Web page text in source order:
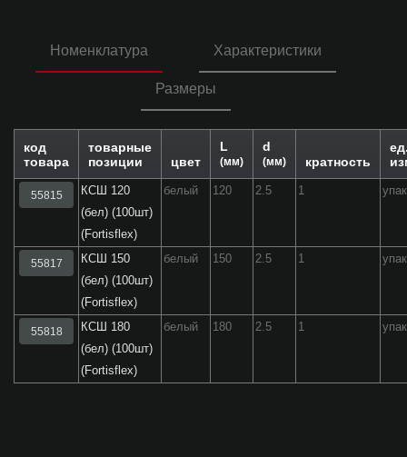
Номенклатура Характеристики
Размеры
код
товара
товарные
позиции
цвет
L
(мм)
d
(мм) кратность
55815
КСШ 120
(бел) (100шт)
(Fortisflex)
белый 120 2.5 1 упак
55817
КСШ 150
(бел) (100шт)
(Fortisflex)
белый 150 2.5 1 упак
55818
КСШ 180
(бел) (100шт)
(Fortisflex)
белый 180 2.5 1 упак